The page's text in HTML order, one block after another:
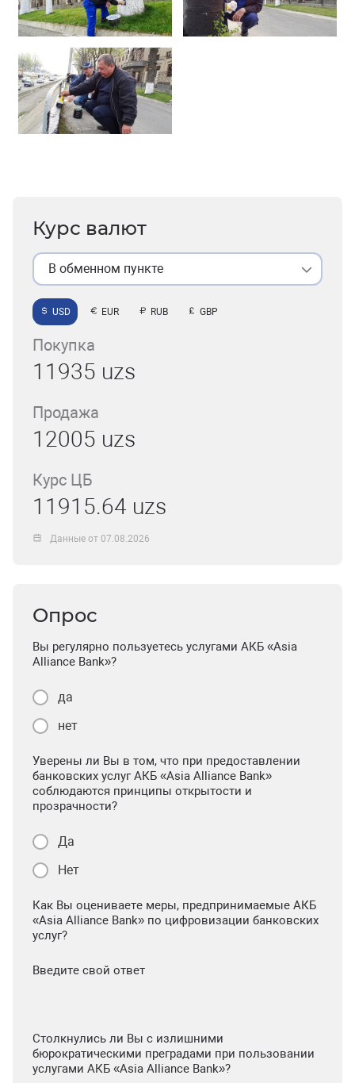
Курс валют
В обменном пункте
USD EUR RUB GBP
Покупка
11935 uzs
Продажа
12005 uzs
Курс ЦБ
11915.64 uzs
Данные от 07.08.2026
Опрос
Вы регулярно пользуетесь услугами АКБ «Asia
Alliance Bank»?
да
нет
Уверены ли Вы в том, что при предоставлении
банковских услуг АКБ «Asia Alliance Bank»
соблюдаются принципы открытости и
прозрачности?
Да
Нет
Как Вы оцениваете меры, предпринимаемые АКБ
«Asia Alliance Bank» по цифровизации банковских
услуг?
Введите свой ответ
Столкнулись ли Вы с излишними
бюрократическими преградами при пользовании
услугами АКБ «Asia Alliance Bank»?